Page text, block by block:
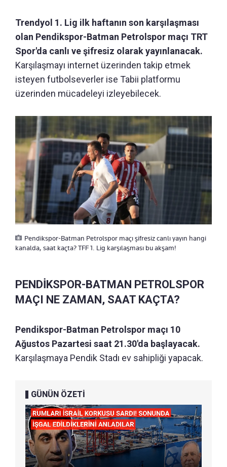
Trendyol 1. Lig ilk haftanın son karşılaşması
olan Pendikspor-Batman Petrolspor maçı TRT
Spor'da canlı ve şifresiz olarak yayınlanacak.
Karşılaşmayı internet üzerinden takip etmek
isteyen futbolseverler ise Tabii platformu
üzerinden mücadeleyi izleyebilecek.
Pendikspor-Batman Petrolspor maçı şifresiz canlı yayın hangi
kanalda, saat kaçta? TFF 1. Lig karşılaşması bu akşam!
PENDİKSPOR-BATMAN PETROLSPOR
MAÇI NE ZAMAN, SAAT KAÇTA?
Pendikspor-Batman Petrolspor maçı 10
Ağustos Pazartesi saat 21.30'da başlayacak.
Karşılaşmaya Pendik Stadı ev sahipliği yapacak.
GÜNÜN ÖZETİ